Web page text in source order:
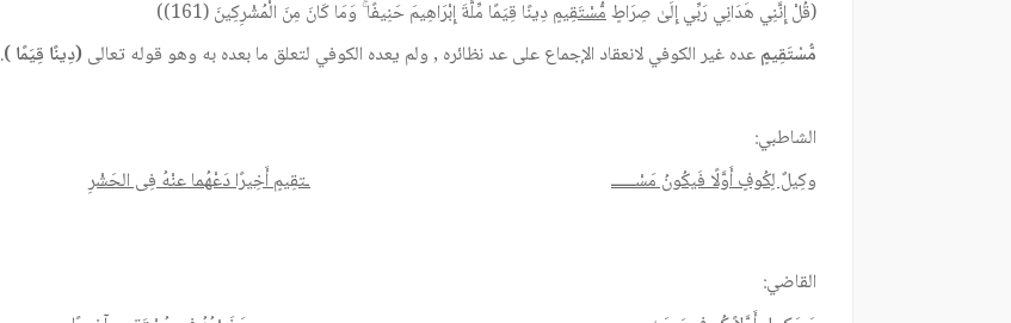
(قُلْ إِنَّنِي هَدَانِي رَبِّي إِلَىٰ صِرَاطٍمُّسْتَقِيمٍدِينًا قِيَمًا مِّلَّةَ إِبْرَاهِيمَ حَنِيفًا ۚ وَمَا كَانَ مِنَ الْمُشْرِكِينَ (161))
مُّسْتَقِيمٍعده غير الكوفي لانعقاد الإجماع على عد نظائره , ولم يعده الكوفي لتعلق ما بعده به وهو قوله تعالى (دِينًا قِيَمًا ).
الشاطبي:
وكِيلٌ لِكُوفٍ أَوَّلًا فَيكُونُ مَسْـــــ
ـتقِيمٍ أَخِيرًا دَعْهُما عنْهُ فِى الحَشْرِ
القاضي: